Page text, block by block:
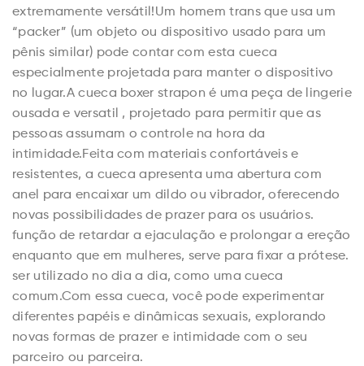
extremamente versátil!Um homem trans que usa um
“packer” (um objeto ou dispositivo usado para um
pênis similar) pode contar com esta cueca
especialmente projetada para manter o dispositivo
no lugar.A cueca boxer strapon é uma peça de lingerie
ousada e versatil , projetado para permitir que as
pessoas assumam o controle na hora da
intimidade.Feita com materiais confortáveis ​​e
resistentes, a cueca apresenta uma abertura com
anel para encaixar um dildo ou vibrador, oferecendo
novas possibilidades de prazer para os usuários.
função de retardar a ejaculação e prolongar a ereção
enquanto que em mulheres, serve para fixar a prótese.
ser utilizado no dia a dia, como uma cueca
comum.Com essa cueca, você pode experimentar
diferentes papéis e dinâmicas sexuais, explorando
novas formas de prazer e intimidade com o seu
parceiro ou parceira.